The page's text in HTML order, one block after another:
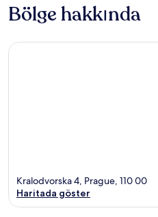
Bölge hakkında
Kralodvorska 4, Prague, 110 00
Haritada göster